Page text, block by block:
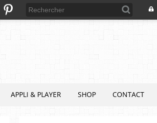
APPLI & PLAYER SHOP CONTACT